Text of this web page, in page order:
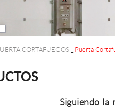
CORTAFUEGOS Puerta
Siguiendo la